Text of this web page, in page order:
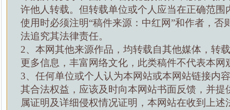
许他人转载。但转载单位或个人应当在正确范围
使用时必须注明“稿件来源：中红网”和作者，否
法追究其法律责任。
2、本网其他来源作品，均转载自其他媒体，转
更多信息，丰富网络文化，此类稿件不代表本网
3、任何单位或个人认为本网站或本网站链接内
其合法权益，应该及时向本网站书面反馈，并提
属证明及详细侵权情况证明，本网站在收到上述